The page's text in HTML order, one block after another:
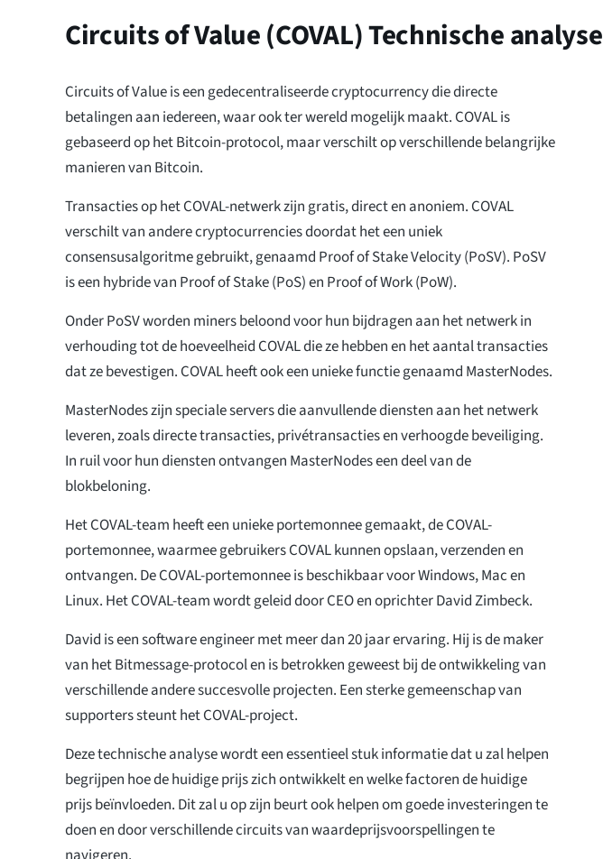
Circuits of Value (COVAL) Technische analyse
Circuits of Value is een gedecentraliseerde cryptocurrency die directe
betalingen aan iedereen, waar ook ter wereld mogelijk maakt. COVAL is
gebaseerd op het Bitcoin-protocol, maar verschilt op verschillende belangrijke
manieren van Bitcoin.
Transacties op het COVAL-netwerk zijn gratis, direct en anoniem. COVAL
verschilt van andere cryptocurrencies doordat het een uniek
consensusalgoritme gebruikt, genaamd Proof of Stake Velocity (PoSV). PoSV
is een hybride van Proof of Stake (PoS) en Proof of Work (PoW).
Onder PoSV worden miners beloond voor hun bijdragen aan het netwerk in
verhouding tot de hoeveelheid COVAL die ze hebben en het aantal transacties
dat ze bevestigen. COVAL heeft ook een unieke functie genaamd MasterNodes.
MasterNodes zijn speciale servers die aanvullende diensten aan het netwerk
leveren, zoals directe transacties, privétransacties en verhoogde beveiliging.
In ruil voor hun diensten ontvangen MasterNodes een deel van de
blokbeloning.
Het COVAL-team heeft een unieke portemonnee gemaakt, de COVAL-
portemonnee, waarmee gebruikers COVAL kunnen opslaan, verzenden en
ontvangen. De COVAL-portemonnee is beschikbaar voor Windows, Mac en
Linux. Het COVAL-team wordt geleid door CEO en oprichter David Zimbeck.
David is een software engineer met meer dan 20 jaar ervaring. Hij is de maker
van het Bitmessage-protocol en is betrokken geweest bij de ontwikkeling van
verschillende andere succesvolle projecten. Een sterke gemeenschap van
supporters steunt het COVAL-project.
Deze technische analyse wordt een essentieel stuk informatie dat u zal helpen
begrijpen hoe de huidige prijs zich ontwikkelt en welke factoren de huidige
prijs beïnvloeden. Dit zal u op zijn beurt ook helpen om goede investeringen te
doen en door verschillende circuits van waardeprijsvoorspellingen te